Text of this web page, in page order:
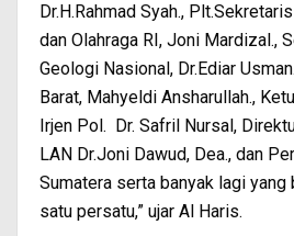
Dr.H.Rahmad Syah.,
dan Olahraga RI, Joni Mardizal.,
Geologi Nasional, Dr.Ediar
Barat, Mahyeldi Ansharullah.,
Irjen Pol. Dr. Safril Nursal,
LAN Dr.Joni Dawud, Dea., dan
Sumatera serta banyak lagi
satu persatu,” ujar Al Haris.